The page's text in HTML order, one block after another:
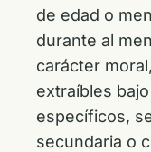
de edad o
durante al
carácter
extraíbles
específicos,
secundaria o